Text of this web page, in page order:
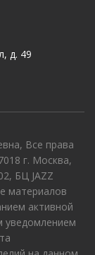
д. 49
Все права
г. Москва,
БЦ JAZZ
материалов
активной
уведомлением